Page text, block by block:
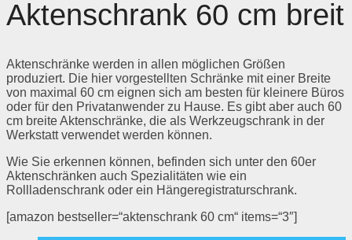
Aktenschrank 60 cm breit
Aktenschränke werden in allen möglichen Größen
produziert. Die hier vorgestellten Schränke mit einer Breite
von maximal 60 cm eignen sich am besten für kleinere Büros
oder für den Privatanwender zu Hause. Es gibt aber auch 60
cm breite Aktenschränke, die als Werkzeugschrank in der
Werkstatt verwendet werden können.
Wie Sie erkennen können, befinden sich unter den 60er
Aktenschränken auch Spezialitäten wie ein
Rollladenschrank oder ein Hängeregistraturschrank.
[amazon bestseller=“aktenschrank 60 cm“ items=“3″]